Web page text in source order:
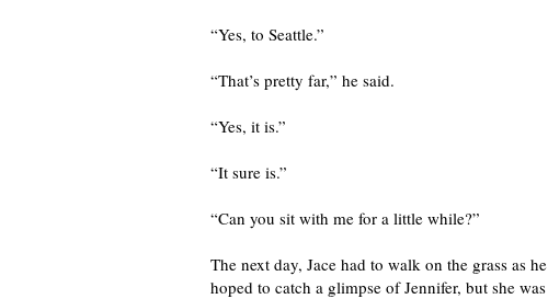
“Yes, to Seattle.”
“That’s pretty far,” he said.
“Yes, it is.”
“It sure is.”
“Can you sit with me for a little while?”
The next day, Jace had to walk on the grass as
hoped to catch a glimpse of Jennifer, but she